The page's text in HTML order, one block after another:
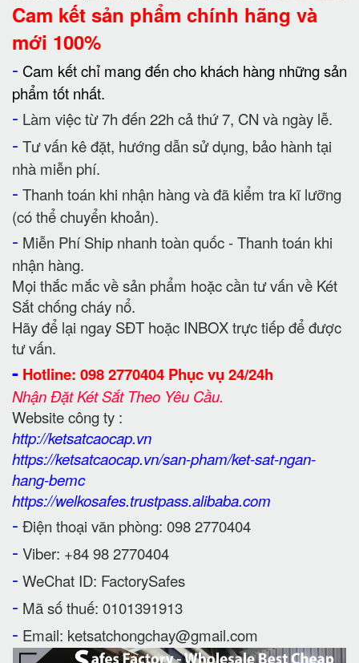
Cam kết sản phẩm chính hãng và
mới 100%
- Cam kết chỉ mang đến cho khách hàng những sản
phẩm tốt nhất.
- Làm việc từ 7h đến 22h cả thứ 7, CN và ngày lễ.
- Tư vấn kê đặt, hướng dẫn sử dụng, bảo hành tại
nhà miễn phí.
- Thanh toán khi nhận hàng và đã kiểm tra kĩ lưỡng
(có thể chuyển khoản).
- Miễn Phí Ship nhanh toàn quốc - Thanh toán khi
nhận hàng.
Mọi thắc mắc về sản phẩm hoặc cần tư vấn về Két
Sắt chống cháy nổ.
Hãy để lại ngay SĐT hoặc INBOX trực tiếp để được
tư vấn.
- Hotline: 098 2770404 Phục vụ 24/24h
Nhận Đặt Két Sắt Theo Yêu Cầu.
Website công ty :
http://ketsatcaocap.vn
https://ketsatcaocap.vn/san-pham/ket-sat-ngan-
hang-bemc
https://welkosafes.trustpass.alibaba.com
- Điện thoại văn phòng: 098 2770404
- Viber: +84 98 2770404
- WeChat ID: FactorySafes
- Mã số thuế: 0101391913
- Email: ketsatchongchay@gmail.com